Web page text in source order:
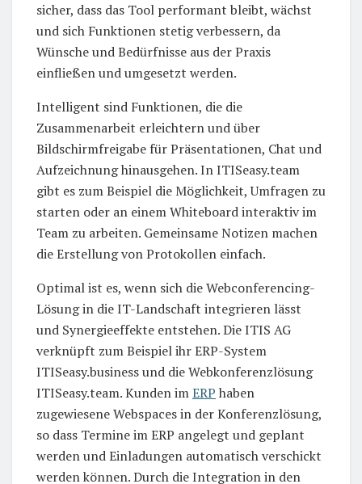
sicher, dass das Tool performant bleibt, wächst
und sich Funktionen stetig verbessern, da
Wünsche und Bedürfnisse aus der Praxis
einfließen und umgesetzt werden.
Intelligent sind Funktionen, die die
Zusammenarbeit erleichtern und über
Bildschirmfreigabe für Präsentationen, Chat und
Aufzeichnung hinausgehen. In ITISeasy.team
gibt es zum Beispiel die Möglichkeit, Umfragen zu
starten oder an einem Whiteboard interaktiv im
Team zu arbeiten. Gemeinsame Notizen machen
die Erstellung von Protokollen einfach.
Optimal ist es, wenn sich die Webconferencing-
Lösung in die IT-Landschaft integrieren lässt
und Synergieeffekte entstehen. Die ITIS AG
verknüpft zum Beispiel ihr ERP-System
ITISeasy.business und die Webkonferenzlösung
ITISeasy.team. Kunden imERP haben
zugewiesene Webspaces in der Konferenzlösung,
so dass Termine im ERP angelegt und geplant
werden und Einladungen automatisch verschickt
werden können. Durch die Integration in den